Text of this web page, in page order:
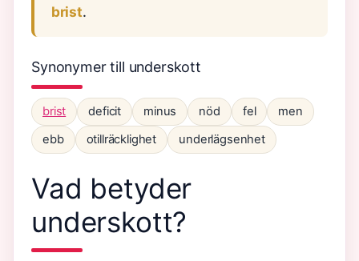
brist.
Synonymer till underskott
brist deficit minus nöd fel
men
ebb
otillräcklighet underlägsenhet
Vad betyder
underskott?